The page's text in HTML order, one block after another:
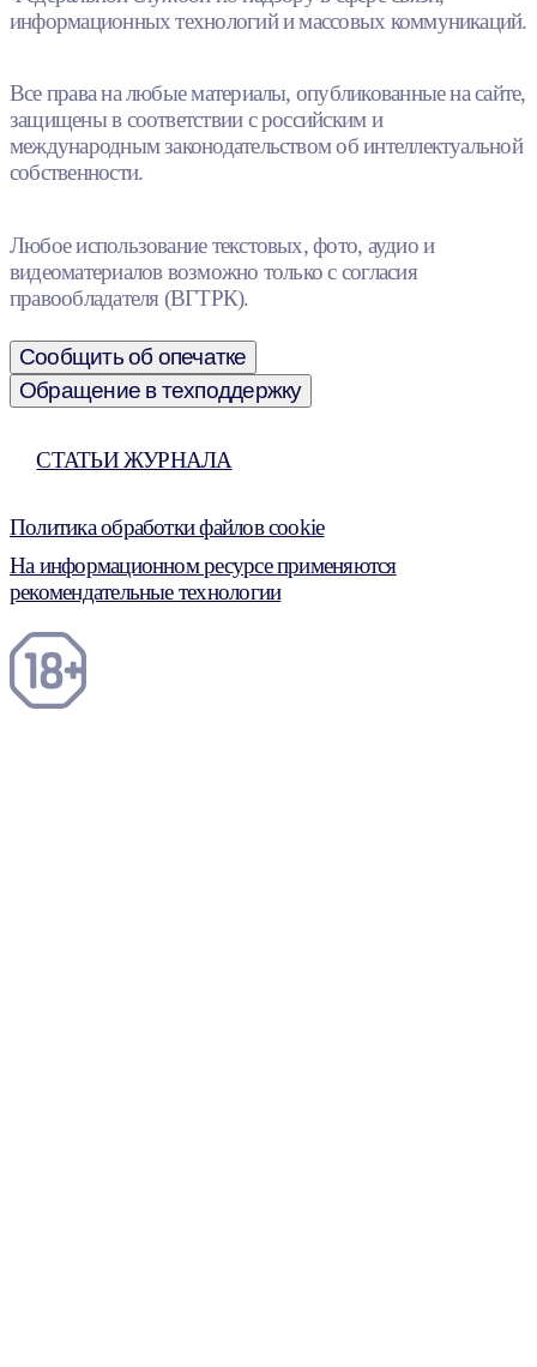
информационных технологий и массовых коммуникаций.
Все права на любые материалы, опубликованные на сайте,
защищены в соответствии с российским и
международным законодательством об интеллектуальной
собственности.
Любое использование текстовых, фото, аудио и
видеоматериалов возможно только с согласия
правообладателя (ВГТРК).
Сообщить об опечатке
Обращение в техподдержку
СТАТЬИ ЖУРНАЛА
Политика обработки файлов cookie
На информационном ресурсе применяются
рекомендательные технологии